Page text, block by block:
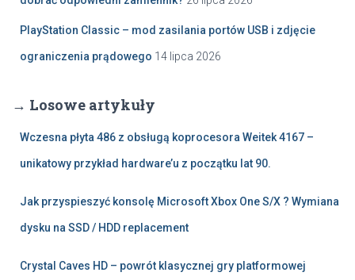
PlayStation Classic – mod zasilania portów USB i zdjęcie
ograniczenia prądowego 14 lipca 2026
→ Losowe artykuły
Wczesna płyta 486 z obsługą koprocesora Weitek 4167 –
unikatowy przykład hardware’u z początku lat 90.
Jak przyspieszyć konsolę Microsoft Xbox One S/X ? Wymiana
dysku na SSD / HDD replacement
Crystal Caves HD – powrót klasycznej gry platformowej